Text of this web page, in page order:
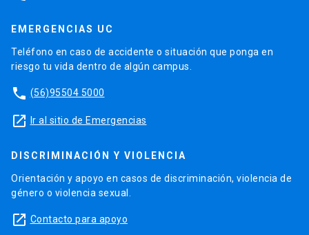
EMERGENCIAS UC
Teléfono en caso de accidente o situación que ponga en
riesgo tu vida dentro de algún campus.
phone (56)95504 5000
launch Ir al sitio de Emergencias
DISCRIMINACIÓN Y VIOLENCIA
Orientación y apoyo en casos de discriminación, violencia de
género o violencia sexual.
launch Contacto para apoyo